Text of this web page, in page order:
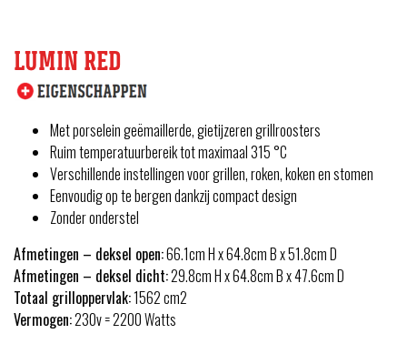
LUMIN RED
Met porselein geëmaillerde, gietijzeren grillroosters
Ruim temperatuurbereik tot maximaal 315 °C
Verschillende instellingen voor grillen, roken, koken en stomen
Eenvoudig op te bergen dankzij compact design
Zonder onderstel
Afmetingen – deksel open:66.1cm H x 64.8cm B x 51.8cm D
Afmetingen – deksel dicht:29.8cm H x 64.8cm B x 47.6cm D
Totaal grilloppervlak:1562 cm2
Vermogen:230v = 2200 Watts